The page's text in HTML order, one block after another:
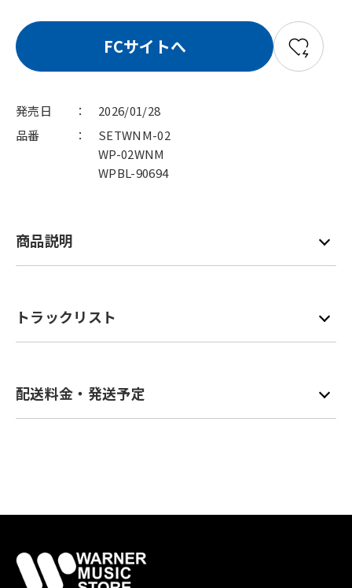
FCサイトへ
発売日
2026/01/28
品番
SETWNM-02
WP-02WNM
WPBL-90694
商品説明
トラックリスト
配送料金・発送予定